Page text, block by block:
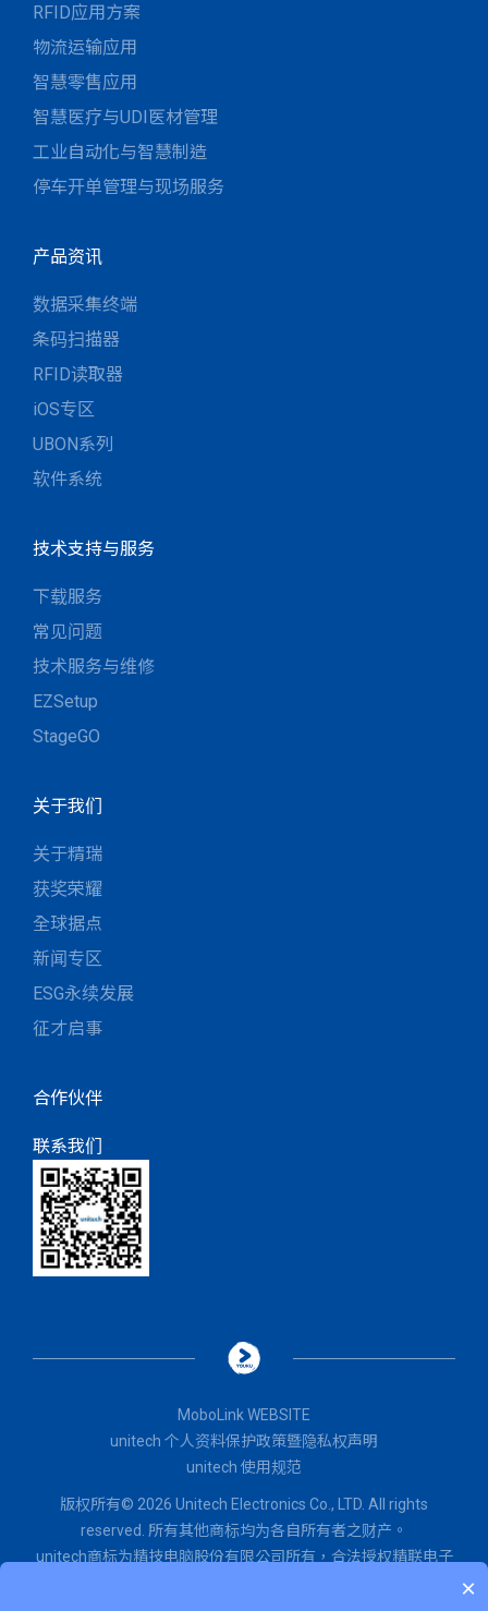
RFID应用方案
物流运输应用
智慧零售应用
智慧医疗与UDI医材管理
工业自动化与智慧制造
停车开单管理与现场服务
产品资讯
数据采集终端
条码扫描器
RFID读取器
iOS专区
UBON系列
软件系统
技术支持与服务
下载服务
常见问题
技术服务与维修
EZSetup
StageGO
关于我们
关于精瑞
获奖荣耀
全球据点
新闻专区
ESG永续发展
征才启事
合作伙伴
联系我们
MoboLink WEBSITE
unitech 个人资料保护政策暨隐私权声明
unitech 使用规范
版权所有© 2026 Unitech Electronics Co., LTD. All rights
reserved. 所有其他商标均为各自所有者之财产。
unitech商标为精技电脑股份有限公司所有， 合法授权精联电子
×